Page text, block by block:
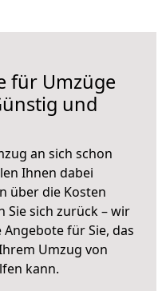
für Umzüge
und
an sich schon
Ihnen dabei
über die Kosten
Sie sich zurück – wir
für Sie, das
Umzug von
kann.